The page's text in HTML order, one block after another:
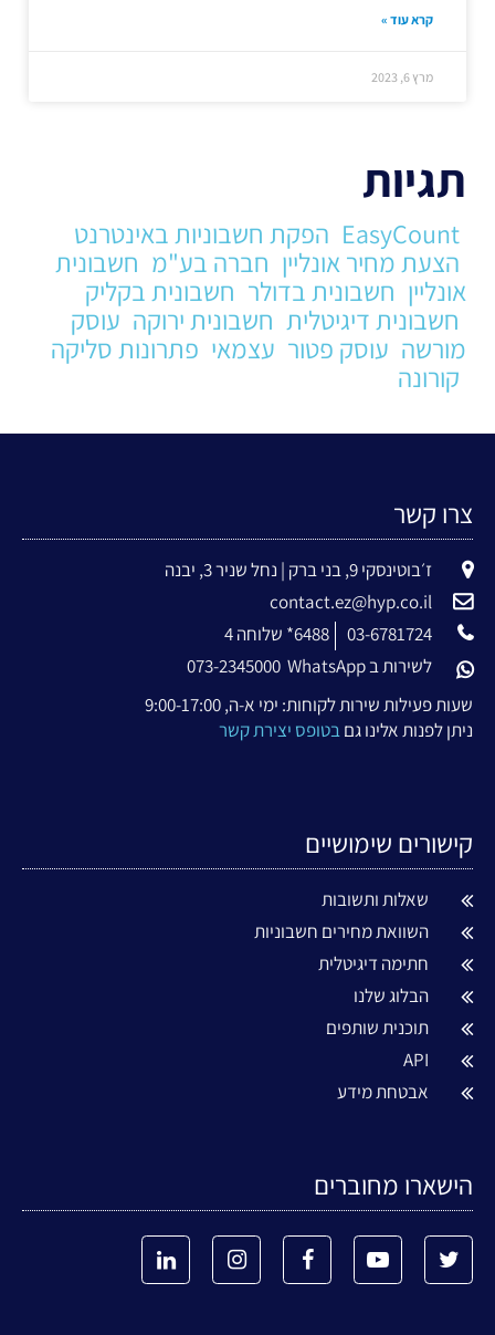
קרא עוד »
מרץ 6, 2023
תגיות
EasyCount הפקת חשבוניות באינטרנט
הצעת מחיר אונליין חברה בע"מ חשבונית
אונליין חשבונית בדולר חשבונית בקליק
חשבונית דיגיטלית חשבונית ירוקה עוסק
מורשה עוסק פטור עצמאי פתרונות סליקה
קורונה
צרו קשר
ז׳בוטינסקי 9, בני ברק | נחל שניר 3, יבנה
contact.ez@hyp.co.il
03-6781724
6488* שלוחה 4
לשירות ב WhatsApp
073-2345000
שעות פעילות שירות לקוחות: ימי א-ה, 9:00-17:00
ניתן לפנות אלינו גםבטופס יצירת קשר
קישורים שימושיים
שאלות ותשובות
השוואת מחירים חשבוניות
חתימה דיגיטלית
הבלוג שלנו
תוכנית שותפים
API
אבטחת מידע
הישארו מחוברים